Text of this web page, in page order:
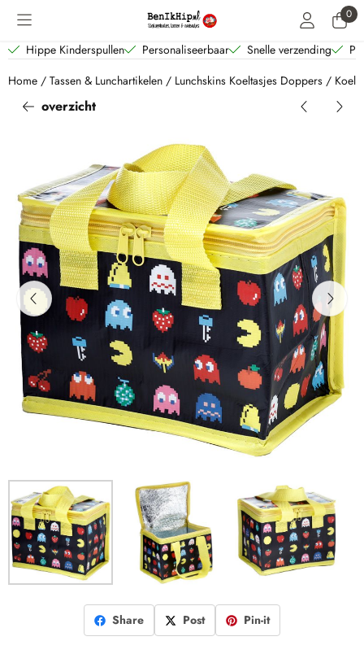
Cookievoorkeuren zijn beschikbaar. Kies instellingen of sta alle 0
Hippe Kinderspullen Personaliseerbaar Snelle verzending
Home / Tassen & Lunchartikelen / Lunchskins Koeltasjes Doppers /
overzicht
Share Post Pin-it